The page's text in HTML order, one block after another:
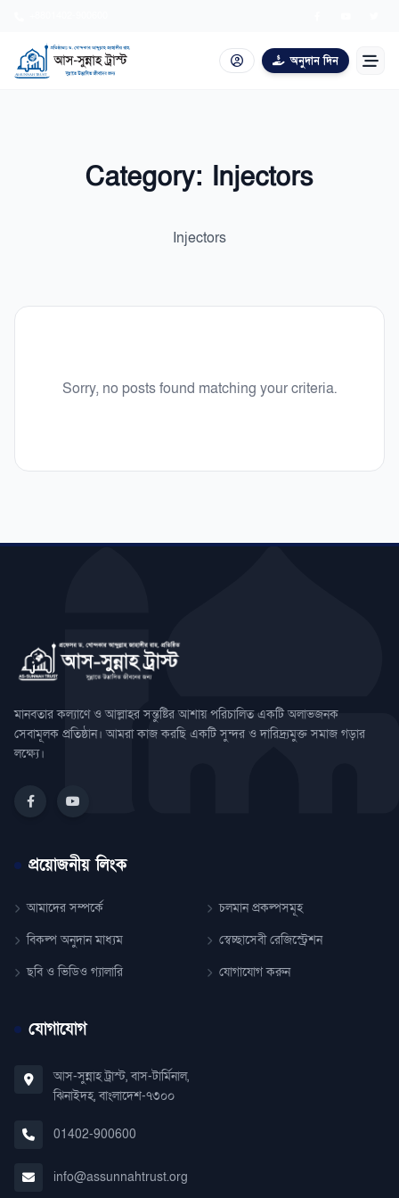
অনুদান দিন
প্রকাশনা
যাকাত ক্যালকুলেটর
Category: Injectors
Injectors
Sorry, no posts found matching your criteria.
মানবতার কল্যাণে ও আল্লাহর সন্তুষ্টির আশায় পরিচালিত একটি অলাভজনক
সেবামূলক প্রতিষ্ঠান। আমরা কাজ করছি একটি সুন্দর ও দারিদ্র্যমুক্ত সমাজ গড়ার
লক্ষ্যে।
প্রয়োজনীয় লিংক
আমাদের সম্পর্কে
চলমান প্রকল্পসমূহ
বিকল্প অনুদান মাধ্যম
স্বেচ্ছাসেবী রেজিস্ট্রেশন
ছবি ও ভিডিও গ্যালারি
যোগাযোগ করুন
যোগাযোগ
আস-সুন্নাহ ট্রাস্ট, বাস-টার্মিনাল,
ঝিনাইদহ, বাংলাদেশ-৭৩০০
01402-900600
info@assunnahtrust.org